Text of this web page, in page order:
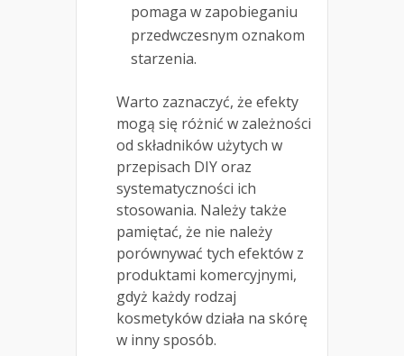
pomaga w zapobieganiu
przedwczesnym oznakom
starzenia.
Warto zaznaczyć, że efekty
mogą się różnić w zależności
od składników użytych w
przepisach DIY oraz
systematyczności ich
stosowania. Należy także
pamiętać, że nie należy
porównywać tych efektów z
produktami komercyjnymi,
gdyż każdy rodzaj
kosmetyków działa na skórę
w inny sposób.